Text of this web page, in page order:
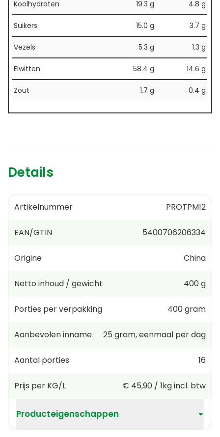
Details
Artikelnummer PROTPM12
EAN/GTIN 5400706206334
Origine China
Netto inhoud / gewicht 400 g
Porties per verpakking 400gram
Aanbevolen inname 25 gram,eenmaal per dag
Aantal porties 16
Prijs per KG/L € 45,90 / 1kgincl. btw
Producteigenschappen
Koolhydraten 19.3 g 4.8 g
Suikers 15.0 g 3.7 g
Vezels 5.3 g 1.3 g
Eiwitten 58.4 g 14.6 g
Zout 1.7 g 0.4 g